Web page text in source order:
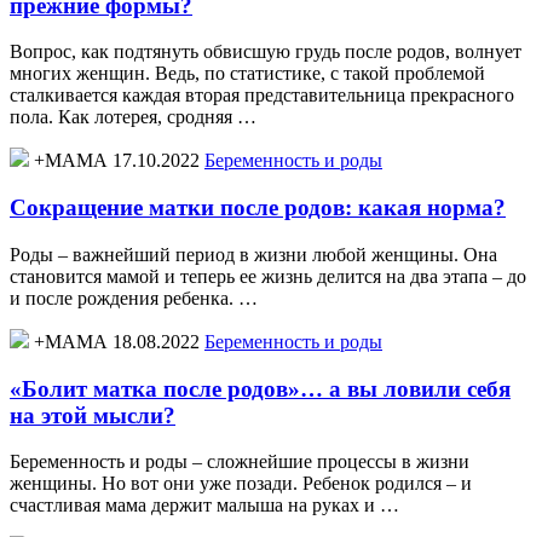
прежние формы?
Вопрос, как подтянуть обвисшую грудь после родов, волнует
многих женщин. Ведь, по статистике, с такой проблемой
сталкивается каждая вторая представительница прекрасного
пола. Как лотерея, сродняя …
+МАМА 17.10.2022 Беременность и роды
Сокращение матки после родов: какая норма?
Роды – важнейший период в жизни любой женщины. Она
становится мамой и теперь ее жизнь делится на два этапа – до
и после рождения ребенка. …
+МАМА 18.08.2022 Беременность и роды
«Болит матка после родов»… а вы ловили себя
на этой мысли?
Беременность и роды – сложнейшие процессы в жизни
женщины. Но вот они уже позади. Ребенок родился – и
счастливая мама держит малыша на руках и …